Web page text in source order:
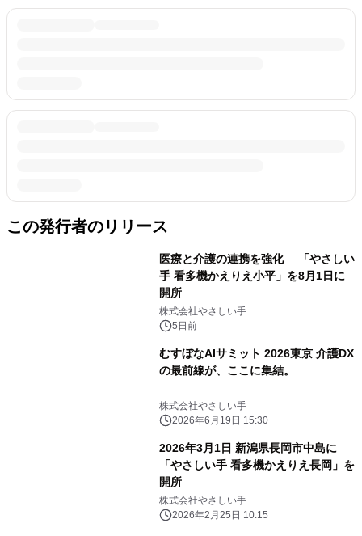
この発行者のリリース
医療と介護の連携を強化 「やさしい
手 看多機かえりえ小平」を8月1日に
開所
株式会社やさしい手
5日前
むすぼなAIサミット 2026東京 介護DX
の最前線が、ここに集結。
株式会社やさしい手
2026年6月19日 15:30
2026年3月1日 新潟県長岡市中島に
「やさしい手 看多機かえりえ長岡」を
開所
株式会社やさしい手
2026年2月25日 10:15